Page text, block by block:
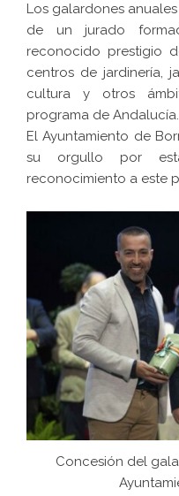
Los galardones
de un jurado
reconocido prestigio
centros de jardinería,
cultura y otros
programa de Andalucía.
El Ayuntamiento de
su orgullo por
reconocimiento a este
Concesión del